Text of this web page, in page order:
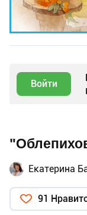
Войти
Екатерина
91